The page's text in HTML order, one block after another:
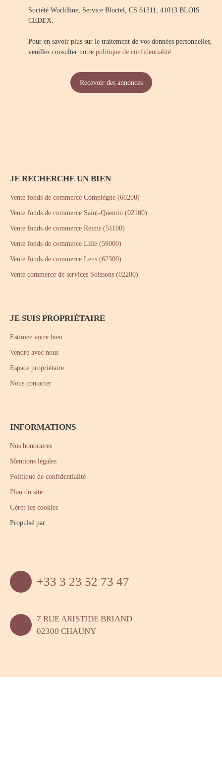
Société Worldline, Service Bloctel, CS 61311, 41013 BLOIS
CEDEX.
Pour en savoir plus sur le traitement de vos données personnelles,
veuillez consulter notre politique de confidentialité.
Recevoir des annonces
JE RECHERCHE UN BIEN
Vente fonds de commerce Compiègne (60200)
Vente fonds de commerce Saint-Quentin (02100)
Vente fonds de commerce Reims (51100)
Vente fonds de commerce Lille (59000)
Vente fonds de commerce Lens (62300)
Vente commerce de services Soissons (02200)
JE SUIS PROPRIÉTAIRE
Estimez votre bien
Vendre avec nous
Espace propriétaire
Nous contacter
INFORMATIONS
Nos honoraires
Mentions légales
Politique de confidentialité
Plan du site
Gérer les cookies
Propulsé par
+33 3 23 52 73 47
7 RUE ARISTIDE BRIAND
02300 CHAUNY